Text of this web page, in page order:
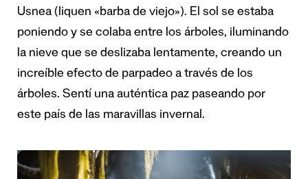
Usnea (liquen «barba de viejo»). El sol se estaba
poniendo y se colaba entre los árboles, iluminando
la nieve que se deslizaba lentamente, creando un
increíble efecto de parpadeo a través de los
árboles. Sentí una auténtica paz paseando por
este país de las maravillas invernal.